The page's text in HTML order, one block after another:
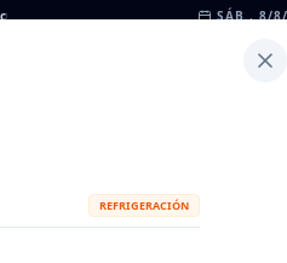
siguen vigentes los valores de abril •
SÁB., 8/
REFRIGERACIÓN